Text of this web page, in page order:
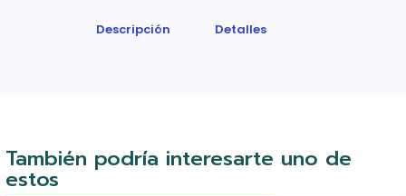
Descripción Detalles
También podría interesarte uno de
estos